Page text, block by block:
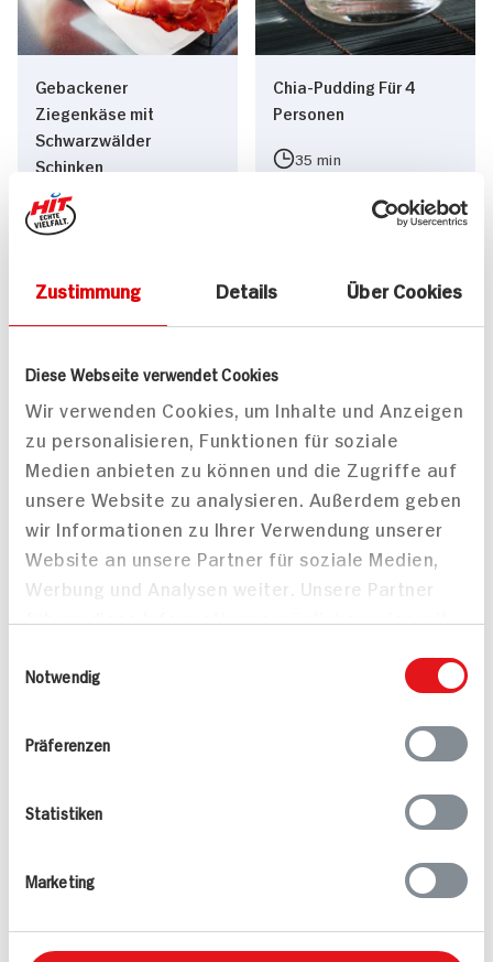
Zustimmung Details Über Cookies
Diese Webseite verwendet Cookies
Wir verwenden Cookies, um Inhalte und Anzeigen
zu personalisieren, Funktionen für soziale
Medien anbieten zu können und die Zugriffe auf
unsere Website zu analysieren. Außerdem geben
wir Informationen zu Ihrer Verwendung unserer
Website an unsere Partner für soziale Medien,
Werbung und Analysen weiter. Unsere Partner
bereitgestellt haben oder die sie im Rahmen
Notwendig
Präferenzen
Statistiken
Marketing
Gebackener
Ziegenkäse mit
Schwarzwälder
Schinken
15 min
363 kcal p. Portion
Chia-Pudding Für 4
Personen
35 min
Beerencrumble mit
Vanilleeis
45 min
987 kcal p. Portion
Leicht
Mini-Cheesecakes
210 min
576 kcal p. Portion
Leicht
Vegetarisch
Sommersalat
614 kcal p. Portion
523 kcal p. Portion